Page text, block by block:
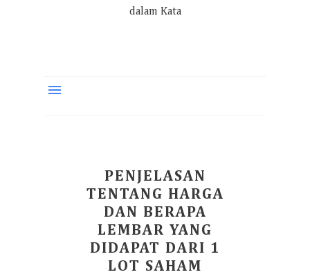
dalam Kata
PENJELASAN
TENTANG HARGA
DAN BERAPA
LEMBAR YANG
DIDAPAT DARI 1
LOT SAHAM